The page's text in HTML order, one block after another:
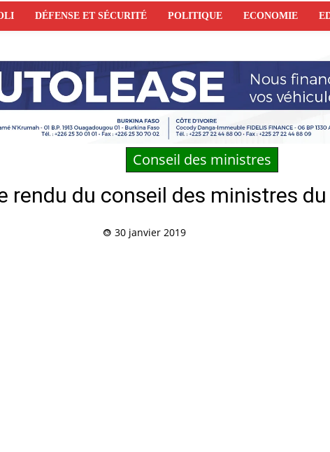
DÉFENSE ET SÉCURITÉ POLITIQUE ECONOMIE
Conseil des ministres
rendu du conseil des ministres
30 janvier 2019